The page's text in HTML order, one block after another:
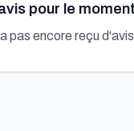
pour le moment
pas encore reçu